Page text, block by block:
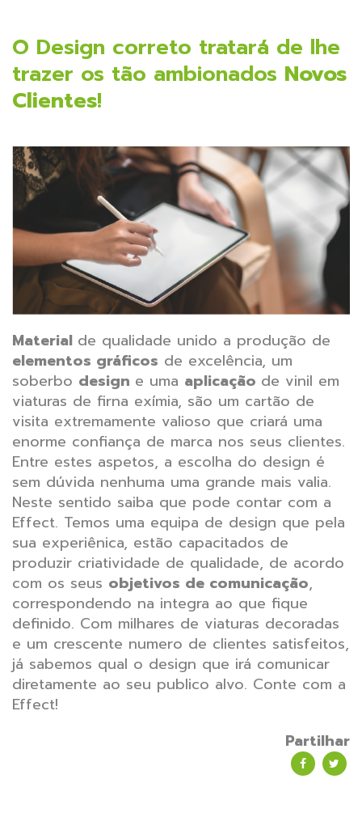
O Design correto tratará de lhe
trazer os tão ambionados Novos
Clientes!
Material de qualidade unido a produção de
elementos gráficos de excelência, um
soberbo design e uma aplicação de vinil em
viaturas de firna exímia, são um cartão de
visita extremamente valioso que criará uma
enorme confiança de marca nos seus clientes.
Entre estes aspetos, a escolha do design é
sem dúvida nenhuma uma grande mais valia.
Neste sentido saiba que pode contar com a
Effect. Temos uma equipa de design que pela
sua experiênica, estão capacitados de
produzir criatividade de qualidade, de acordo
com os seus objetivos de comunicação,
correspondendo na integra ao que fique
definido. Com milhares de viaturas decoradas
e um crescente numero de clientes satisfeitos,
já sabemos qual o design que irá comunicar
diretamente ao seu publico alvo. Conte com a
Effect!
Partilhar